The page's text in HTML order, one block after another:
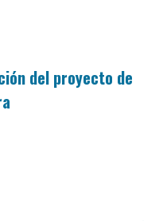
del proyecto de